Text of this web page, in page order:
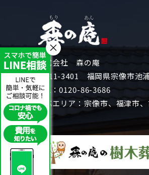
×
株式会社 森の庵
〒811-3401 福岡県宗像市池
TEL：0120-86-3686
対応エリア：宗像市、福津市